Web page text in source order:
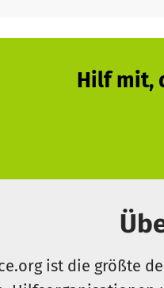
Hilf mit,
ist die größte